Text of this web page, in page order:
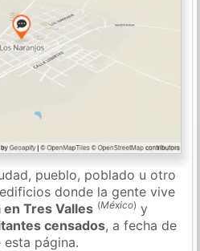
pueblo, poblado u otro
donde la gente vive
en Tres Valles (México) y
censados, a fecha de
página.